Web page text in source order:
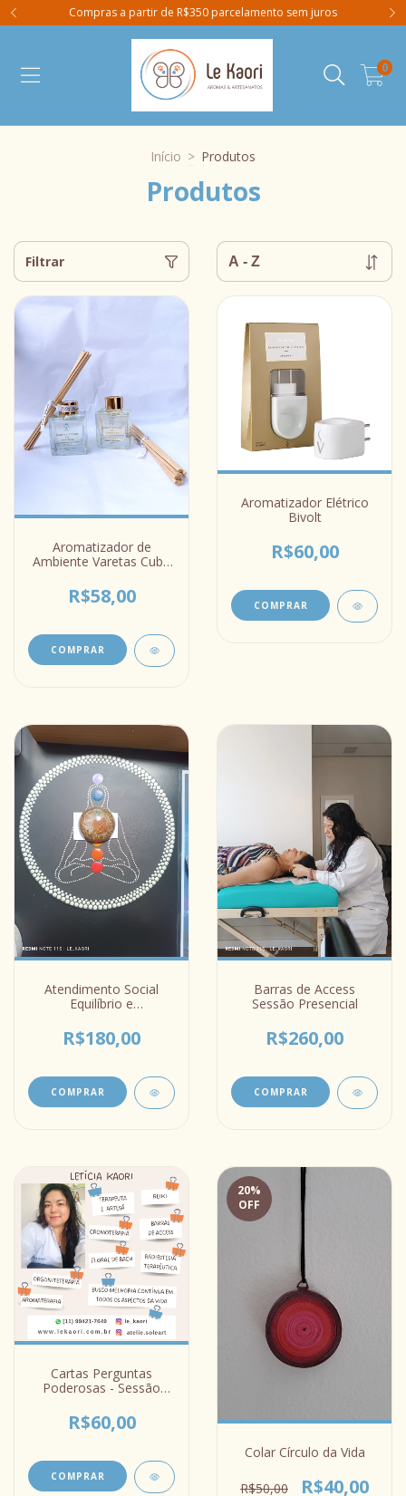
Compras a partir de R$350 parcelamento sem juros
0
Início > Produtos
Produtos
Filtrar
Aromatizador de
Ambiente Varetas Cubo
R$58,00
COMPRAR
Aromatizador Elétrico
Bivolt
R$60,00
COMPRAR
Atendimento Social
Equilíbrio e
Chakras com Reiki e
Cromoterapia Sessão
R$180,00
Barras de Access
Sessão Presencial
R$260,00
COMPRAR
Cartas Perguntas
Poderosas - Sessão
R$60,00
COMPRAR
20%
OFF
Colar Círculo da Vida
R$50,00 R$40,00